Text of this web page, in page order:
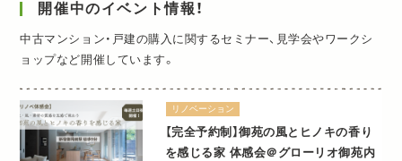
開催中のイベント情報！
中古マンション・戸建の購入に関するセミナー、見学会やワークシ
ョップなど開催しています。
リノベーション
【完全予約制】御苑の風とヒノキの香り
を感じる家 体感会＠グローリオ御苑内